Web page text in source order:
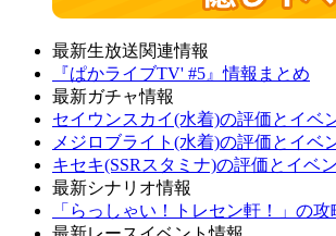
最新生放送関連情報
『ぱかライブTV' #5』情報まとめ
最新ガチャ情報
セイウンスカイ(水着)の評価とイベ
メジロブライト(水着)の評価とイベ
キセキ(SSRスタミナ)の評価とイベ
最新シナリオ情報
「らっしゃい！トレセン軒！」の攻